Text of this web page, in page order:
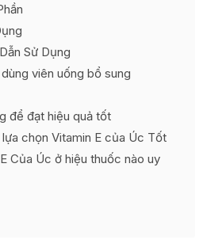
Sử Dụng
viên uống bổ sung
để đạt hiệu quả tốt
lựa chọn Vitamin E của Úc Tốt
Của Úc ở hiệu thuốc nào uy